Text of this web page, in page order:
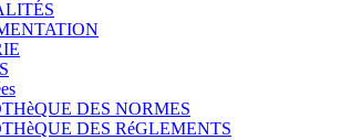
DES NORMES
DES RéGLEMENTS